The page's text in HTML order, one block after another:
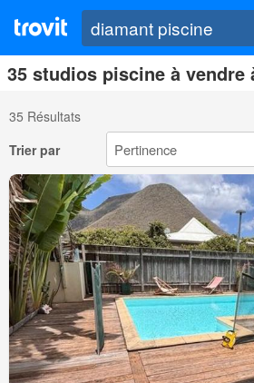
35 studios piscine à vendre
35 Résultats
Trier par